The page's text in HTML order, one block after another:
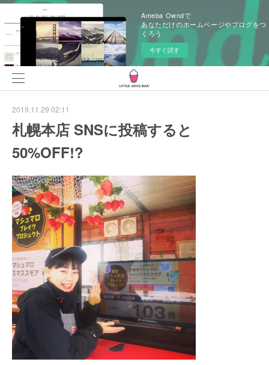
Ameba Owndで
あなただけのホームページやブログをつ
くろう
今すぐ試す
2019.11.29 02:11
札幌本店 SNSに投稿すると
50%OFF!?